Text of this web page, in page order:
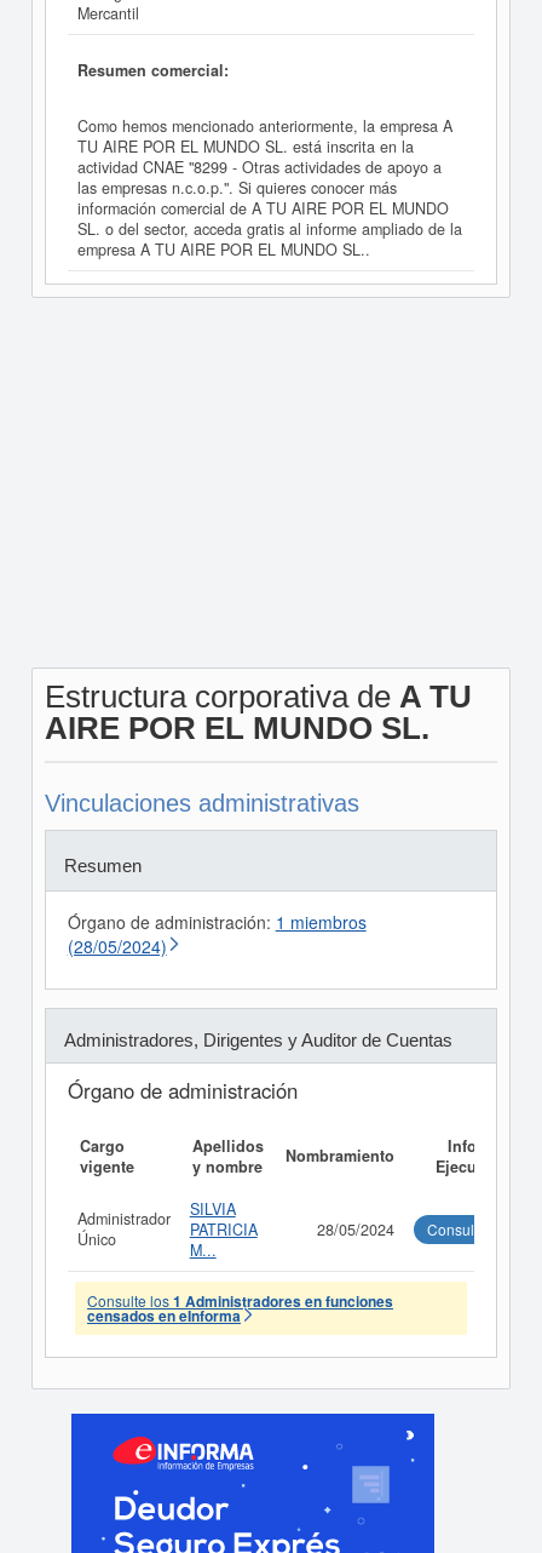
Mercantil
Resumen comercial:
Como hemos mencionado anteriormente, la empresa A
TU AIRE POR EL MUNDO SL. está inscrita en la
actividad CNAE "8299 - Otras actividades de apoyo a
las empresas n.c.o.p.". Si quieres conocer más
información comercial de A TU AIRE POR EL MUNDO
SL. o del sector, acceda gratis al informe ampliado de la
empresa A TU AIRE POR EL MUNDO SL..
Estructura corporativa de A TU
AIRE POR EL MUNDO SL.
Vinculaciones administrativas
Resumen
Órgano de administración: 1 miembros
(28/05/2024)
Administradores, Dirigentes y Auditor de Cuentas
Órgano de administración
Cargo
vigente
Apellidos
y nombre
Nombramiento
Informe
Ejecutivo
Administrador
Único
SILVIA
PATRICIA
M...
28/05/2024 Consultar
Consulte los1 Administradores en funciones
censados en eInforma